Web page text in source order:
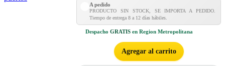
A pedido
PRODUCTO SIN STOCK, SE IMPORTA A PEDIDO.
Tiempo de entrega 8 a 12 días hábiles.
Despacho GRATIS en Region Metropolitana
Agregar al carrito